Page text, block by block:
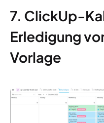
7. ClickUp-
Erledigung
Vorlage